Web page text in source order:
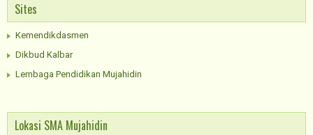
Sites
Kemendikdasmen
Dikbud Kalbar
Lembaga Pendidikan Mujahidin
Lokasi SMA Mujahidin